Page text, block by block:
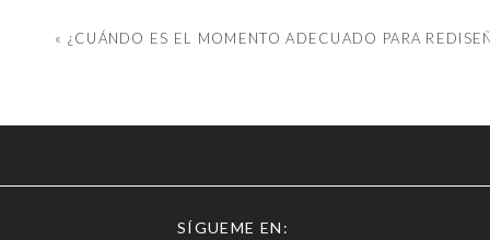
valoran de tu trabajo y subráyalo. Destácalo,
El futuro.¿Hacia dónde aspiras llegar?
empresa, si nada se interpusiera, con quién
« ¿CUÁNDO ES EL MOMENTO ADECUADO PARA
SÍGUEME EN: